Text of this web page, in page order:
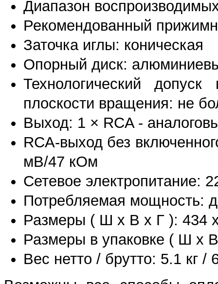
Диапазон
Рекомендованный
Заточка иглы: коническая
Опорный диск:
Технологический
плоскости вращения: не
Выход: 1 × RCA -
RCA-выход без
мВ/47 кОм
Сетевое электропитание:
Потребляемая мощность:
Размеры ( Ш x В x Г ): 434
Размеры в упаковке ( Ш х
Вес нетто / брутто: 5.1 кг /